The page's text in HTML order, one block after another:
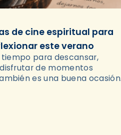
de cine espiritual para
este verano
tiempo para descansar,
de momentos
es una buena ocasión